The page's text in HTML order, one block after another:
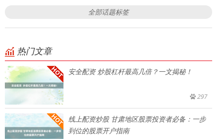
全部话题标签
热门文章
安全配资 炒股杠杆最高几倍？一文揭秘！
297
线上配资炒股 甘肃地区股票投资者必备：一步
到位的股票开户指南